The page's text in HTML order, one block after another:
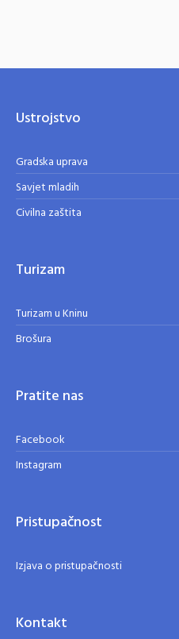
Ustrojstvo
Gradska uprava
Savjet mladih
Civilna zaštita
Turizam
Turizam u Kninu
Brošura
Pratite nas
Facebook
Instagram
Pristupačnost
Izjava o pristupačnosti
Kontakt